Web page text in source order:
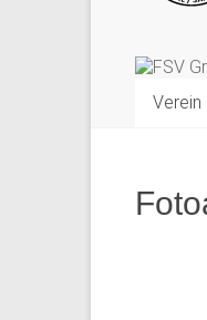
Verein